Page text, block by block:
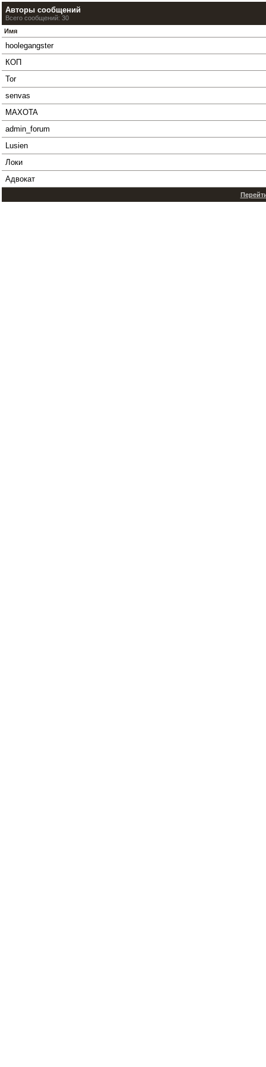
Авторы сообщений
Всего сообщений: 30
Имя
hoolegangster
КОП
Tor
senvas
MAXOTA
admin_forum
Lusien
Локи
Адвокат